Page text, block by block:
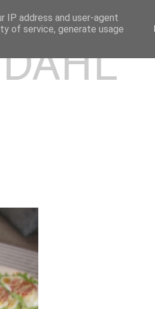
IP address and user-agent
of service, generate usage